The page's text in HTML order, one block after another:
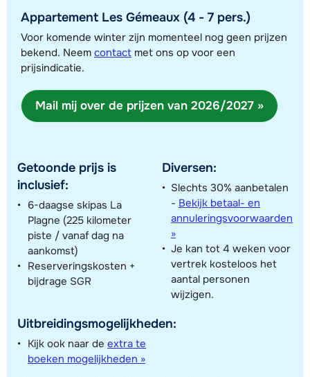
Toon alle accommodaties in dit gebied
exacte locatie kan enigszins afwijken.
Appartement Les Gémeaux (4 - 7 pers.)
Voor komende winter zijn momenteel nog geen prijzen
bekend. Neem contact met ons op voor een
prijsindicatie.
Mail mij over de prijzen van 2026/2027 »
Getoonde prijs is
inclusief:
6-daagse skipas La
Plagne (225 kilometer
piste / vanaf dag na
aankomst)
Reserveringskosten +
bijdrage SGR
Uitbreidingsmogelijkheden:
Kijk ook naar de extra te
boeken mogelijkheden »
Diversen:
Slechts 30% aanbetalen
- Bekijk betaal- en
annuleringsvoorwaarden
»
Je kan tot 4 weken voor
vertrek kosteloos het
aantal personen
wijzigen.